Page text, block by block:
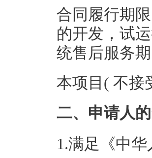
合同履行期
的开发，试
统售后服务期
本项目( 不接
二、申请人
1.满足《中